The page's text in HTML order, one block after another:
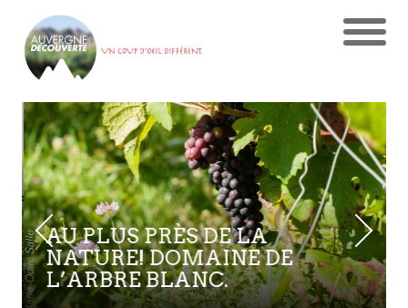
AU PLUS PRÈS DE LA
NATURE! DOMAINE DE
L’ARBRE BLANC.